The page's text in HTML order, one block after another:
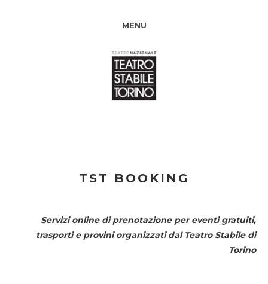
MENU
TST BOOKING
Servizi online di prenotazione per eventi gratuiti,
trasporti e provini organizzati dal Teatro Stabile di
Torino